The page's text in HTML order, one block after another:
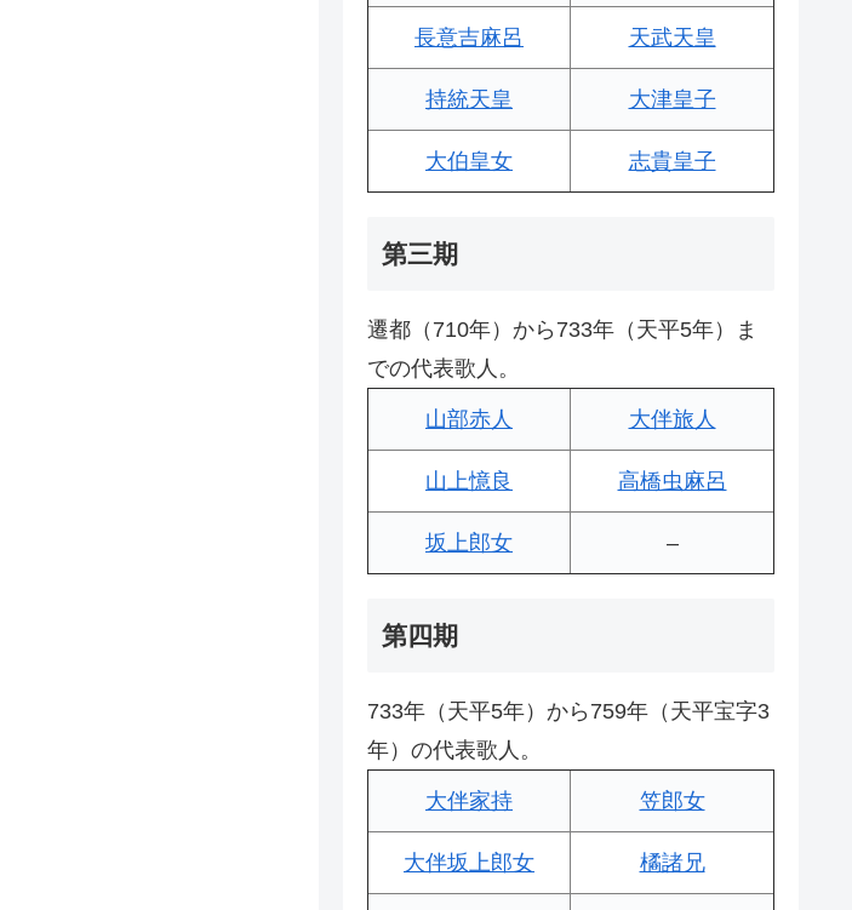
長意吉麻呂 天武天皇
持統天皇 大津皇子
大伯皇女 志貴皇子
第三期
遷都（710年）から733年（天平5年）ま
での代表歌人。
山部赤人 大伴旅人
山上憶良 高橋虫麻呂
坂上郎女 –
第四期
733年（天平5年）から759年（天平宝字3
年）の代表歌人。
大伴家持 笠郎女
大伴坂上郎女 橘諸兄